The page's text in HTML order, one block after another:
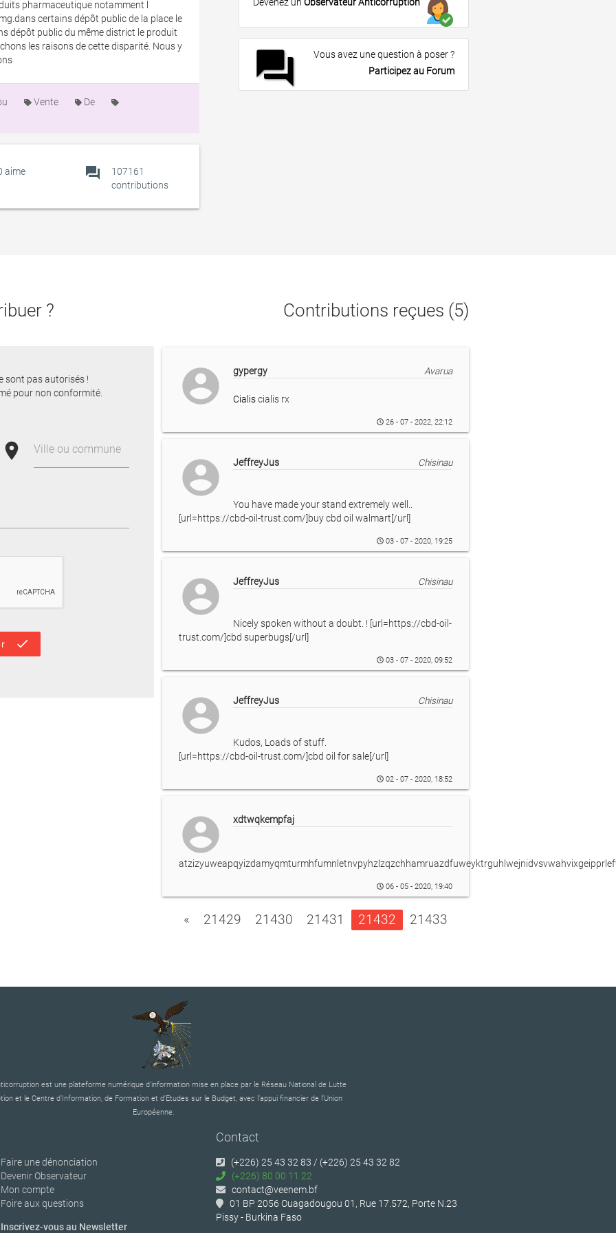
pharmaceutique notamment l
certains dépôt public de la place le
dépôt public du même district le produit
les raisons de cette disparité. Nous y
Vente
De
aime forum
107161
contributions
forum
Vous avez une question à poser ?
Participez au Forum
?
sont pas autorisés !
pour non conformité.
place Ville ou commune
done
Contributions reçues (5)
account_circle gypergy Avarua
Cialiscialis rx
26 - 07 - 2022, 22:12
account_circle JeffreyJus Chisinau
You have made your stand extremely well..
[url=https://cbd-oil-trust.com/]buy cbd oil walmart[/url]
03 - 07 - 2020, 19:25
account_circle JeffreyJus Chisinau
Nicely spoken without a doubt. ! [url=https://cbd-oil-
trust.com/]cbd superbugs[/url]
03 - 07 - 2020, 09:52
account_circle JeffreyJus Chisinau
Kudos, Loads of stuff.
[url=https://cbd-oil-trust.com/]cbd oil for sale[/url]
02 - 07 - 2020, 18:52
account_circle xdtwqkempfaj
06 - 05 - 2020, 19:40
« 21429 21430 21431 21432 21433
est une plateforme numérique d’information mise en place par le Réseau National de Lutte
et le Centre d’Information, de Formation et d’Etudes sur le Budget, avec l’appui financier de l’Union
Européenne.
Faire une dénonciation
Devenir Observateur
Mon compte
Foire aux questions
Inscrivez-vous au Newsletter
Contact
(+226) 25 43 32 83 / (+226) 25 43 32 82
(+226) 80 00 11 22
contact@veenem.bf
01 BP 2056 Ouagadougou 01, Rue 17.572, Porte N.23
Pissy - Burkina Faso